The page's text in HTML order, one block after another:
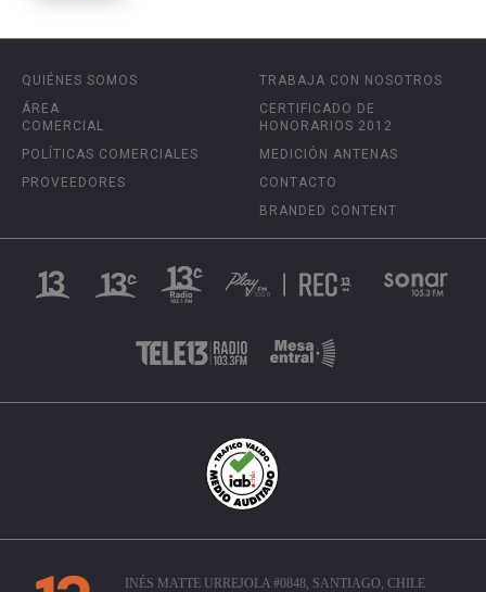
QUIÉNES SOMOS
ÁREA
COMERCIAL
POLÍTICAS COMERCIALES
PROVEEDORES
TRABAJA CON NOSOTROS
CERTIFICADO DE
HONORARIOS 2012
MEDICIÓN ANTENAS
CONTACTO
BRANDED CONTENT
INÉS MATTE URREJOLA #0848, SANTIAGO, CHILE